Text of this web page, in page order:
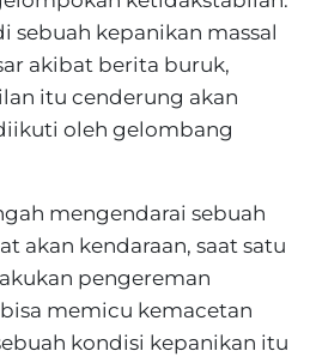
sebuah kepanikan massal
akibat berita buruk,
itu cenderung akan
oleh gelombang
mengendarai sebuah
akan kendaraan, saat satu
pengereman
memicu kemacetan
kondisi kepanikan itu